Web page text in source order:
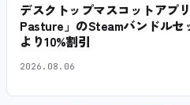
デスクトップマスコットアプ
Pasture」のSteamバンドル
より10%割引
2026.08.06